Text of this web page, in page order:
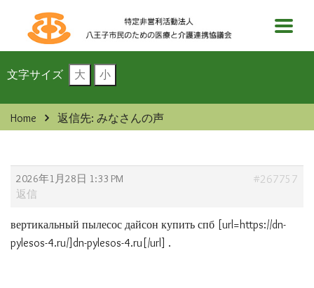
文字サイズ 大 小
Home 返信先: みなさんの声
2026年1月28日 1:33 PM #267757
返信
вертикальный пылесос дайсон купить спб [url=https://dn-
pylesos-4.ru/]dn-pylesos-4.ru[/url] .